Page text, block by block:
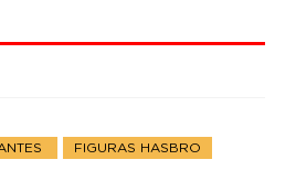
para su exhibición. La
exhibirlas en las
X en tu colección con
FIGURAS HASBRO